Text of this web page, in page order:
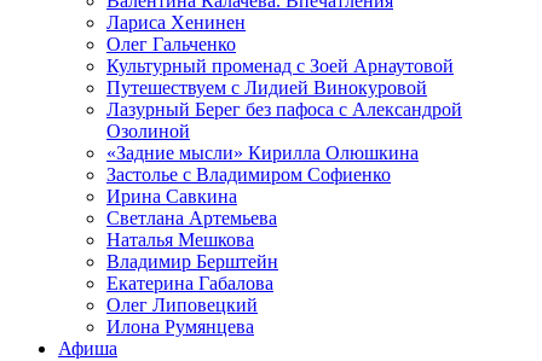
Лариса Хенинен
Олег Гальченко
Культурный променад с Зоей Арнаутовой
Путешествуем с Лидией Винокуровой
Лазурный Берег без пафоса с Александрой
Озолиной
«Задние мысли» Кирилла Олюшкина
Застолье с Владимиром Софиенко
Ирина Савкина
Светлана Артемьева
Наталья Мешкова
Владимир Берштейн
Екатерина Габалова
Олег Липовецкий
Илона Румянцева
Афиша